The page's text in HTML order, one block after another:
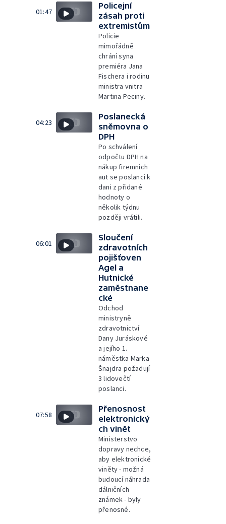
01:47
Policejní
zásah proti
extremistům
Policie
mimořádně
chrání syna
premiéra Jana
Fischera i rodinu
ministra vnitra
Martina Peciny.
04:23
Poslanecká
sněmovna o
DPH
Po schválení
odpočtu DPH na
nákup firemních
aut se poslanci k
dani z přidané
hodnoty o
několik týdnu
později vrátili.
06:01
Sloučení
zdravotních
pojišťoven
Agel a
Hutnické
zaměstnane
cké
Odchod
ministryně
zdravotnictví
Dany Juráskové
a jejího 1.
náměstka Marka
Šnajdra požadují
3 lidovečtí
poslanci.
07:58
Přenosnost
elektronický
ch vinět
Ministerstvo
dopravy nechce,
aby elektronické
viněty - možná
budoucí náhrada
dálničních
známek - byly
přenosné.